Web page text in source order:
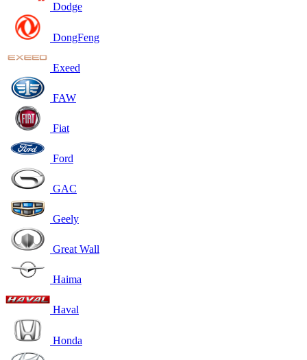
Dodge
DongFeng
Exeed
FAW
Fiat
Ford
GAC
Geely
Great Wall
Haima
Haval
Honda